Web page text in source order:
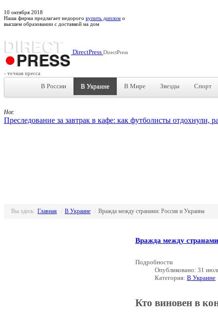
10 октября 2018
Наша фирма предлагает недорого купить диплом о
высшем образовании с доставкой на дом
DirectPress DirectPress
- точная пресса
В России В Украине В Мире Звезды Спорт
Hot:
Преследование за завтрак в кафе: как футболисты отдохнули,
Вы здесь: Главная В Украине Вражда между странами: Россия и Украина
Вражда между
Подробности
Опубликовано: 31
Категория: В Украине
Кто виновен в